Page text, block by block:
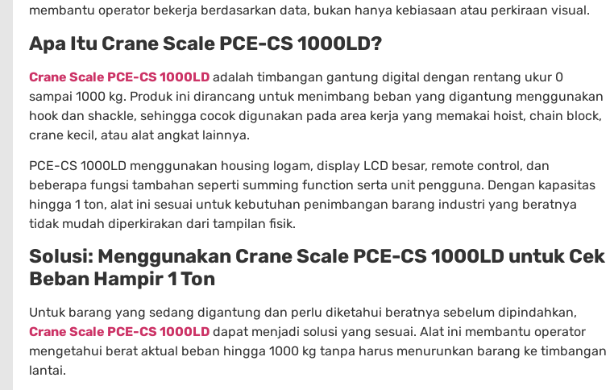
membantu operator bekerja berdasarkan data, bukan hanya kebiasaan atau perkiraan visual.
Apa Itu Crane Scale PCE-CS 1000LD?
Crane Scale PCE-CS 1000LD adalah timbangan gantung digital dengan rentang ukur 0
sampai 1000 kg. Produk ini dirancang untuk menimbang beban yang digantung menggunakan
hook dan shackle, sehingga cocok digunakan pada area kerja yang memakai hoist, chain block,
crane kecil, atau alat angkat lainnya.
PCE-CS 1000LD menggunakan housing logam, display LCD besar, remote control, dan
beberapa fungsi tambahan seperti summing function serta unit pengguna. Dengan kapasitas
hingga 1 ton, alat ini sesuai untuk kebutuhan penimbangan barang industri yang beratnya
tidak mudah diperkirakan dari tampilan fisik.
Solusi: Menggunakan Crane Scale PCE-CS 1000LD untuk Cek
Beban Hampir 1 Ton
Untuk barang yang sedang digantung dan perlu diketahui beratnya sebelum dipindahkan,
Crane Scale PCE-CS 1000LD dapat menjadi solusi yang sesuai. Alat ini membantu operator
mengetahui berat aktual beban hingga 1000 kg tanpa harus menurunkan barang ke timbangan
lantai.